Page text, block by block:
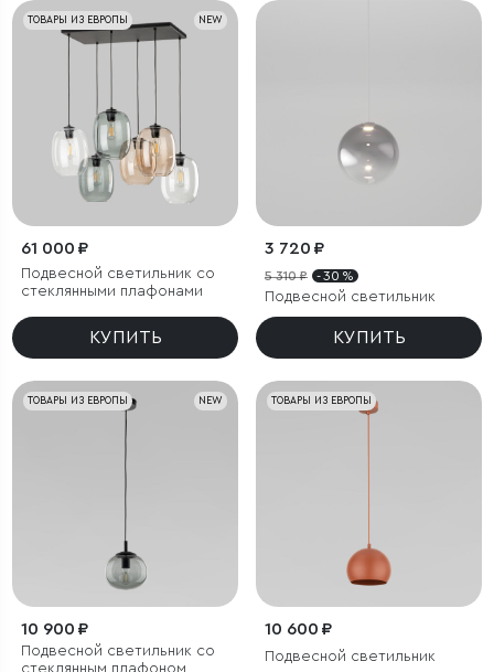
NEW
ТОВАРЫ ИЗ ЕВРОПЫ
61 000 ₽
Подвесной светильник со
стеклянными плафонами
КУПИТЬ
3 720 ₽
5 310 ₽ - 30 %
Подвесной светильник
КУПИТЬ
NEW
ТОВАРЫ ИЗ ЕВРОПЫ
10 900 ₽
Подвесной светильник со
стеклянным плафоном
ТОВАРЫ ИЗ ЕВРОПЫ
10 600 ₽
Подвесной светильник